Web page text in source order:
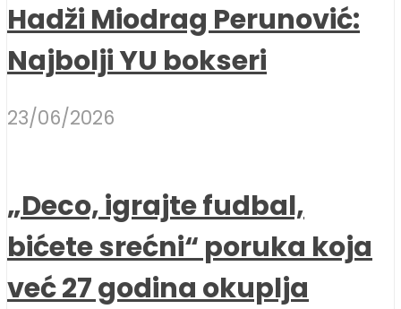
Hadži Miodrag Perunović:
Najbolji YU bokseri
23/06/2026
„Deco, igrajte fudbal,
bićete srećni“ poruka koja
već 27 godina okuplja